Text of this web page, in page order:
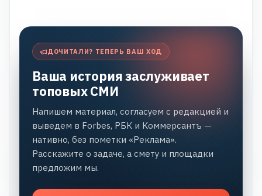
ДОЧИТАЛИ? ТЕПЕРЬ ВАШ ХОД
Ваша история заслуживает
топовых СМИ
Напишем материал, согласуем с редакцией и
выведем в Forbes, РБК и Коммерсантъ —
нативно, без пометки «Реклама».
Расскажите о задаче, а смету и площадки
предложим мы.